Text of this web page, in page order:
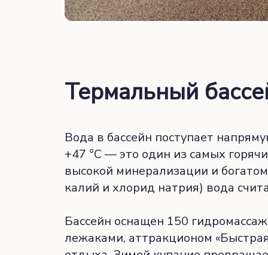
Термальный
Вода в бассейн поступает
+47 °C — это один из самых
высокой минерализации и
калий и хлорид натрия) вода
Бассейн оснащен 150
лежаками, аттракционом